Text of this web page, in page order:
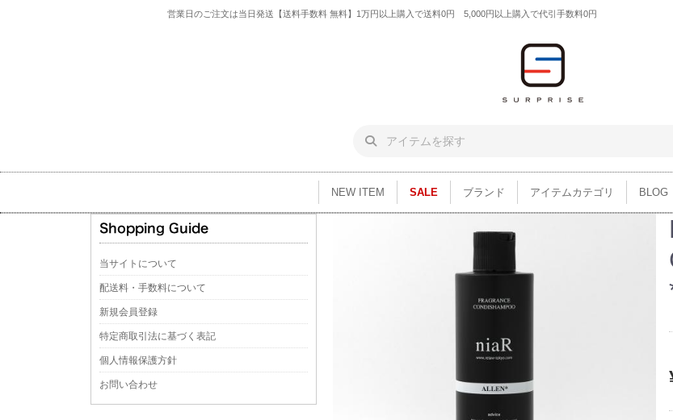
営業日のご注文は当日発送【送料手数料 無料】1万円以上購入で送料0円 5,000円以上購入で代引手数料0円
NEW ITEM SALE ブランド アイテムカテゴリ BLOG
当サイトについて
配送料・手数料について
新規会員登録
特定商取引法に基づく表記
個人情報保護方針
お問い合わせ